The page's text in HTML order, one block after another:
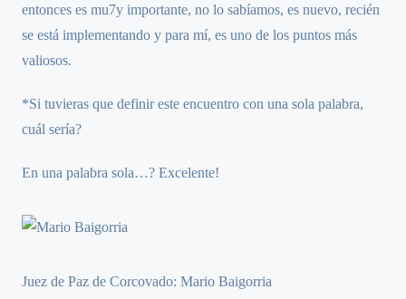
entonces es mu7y importante, no lo sabíamos, es nuevo, recién
se está implementando y para mí, es uno de los puntos más
valiosos.
*Si tuvieras que definir este encuentro con una sola palabra,
cuál sería?
En una palabra sola…? Excelente!
Juez de Paz de Corcovado: Mario Baigorria